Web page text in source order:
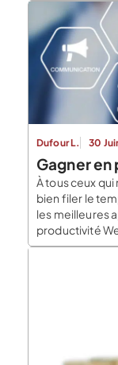
conservation
flux financiers,
d’entreprise.
Dufour L. 30
Gagner
À tous ceux
bien filer le
les meilleures
productivité
de chef
réalisation
interruption
Des